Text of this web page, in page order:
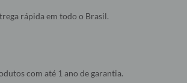
rápida em todo o Brasil.
com até 1 ano de garantia.